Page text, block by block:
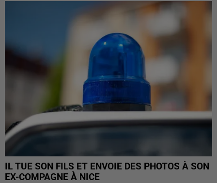
IL TUE SON FILS ET ENVOIE DES PHOTOS À SON
EX-COMPAGNE À NICE